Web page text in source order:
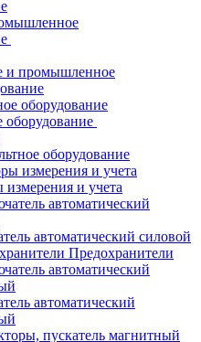
и промышленное
оборудование
оборудование
и учета
автоматический силовой
Предохранители
автоматический